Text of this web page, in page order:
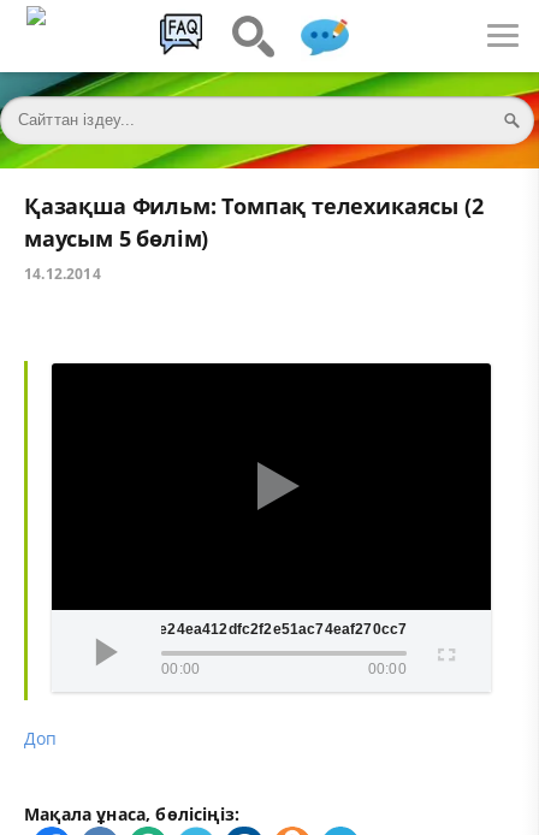
Қазақша Фильм: Томпақ телехикаясы (2
маусым 5 бөлім)
14.12.2014
2e24ea412dfc2f2e51ac74eaf270cc70
00:00 00:00
Доп
Мақала ұнаса, бөлісіңіз: